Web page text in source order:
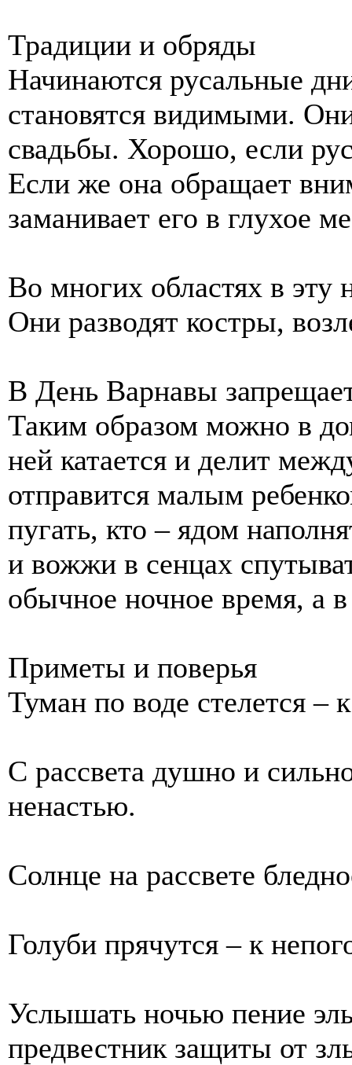
Традиции и обряды
Начинаются русальные
становятся видимыми.
свадьбы. Хорошо, если
Если же она обращает
заманивает его в глухое
Во многих областях в эту
Они разводят костры,
В День Варнавы
Таким образом можно в
ней катается и делит
отправится малым
пугать, кто – ядом
и вожжи в сенцах
обычное ночное время, а
Приметы и поверья
Туман по воде стелется –
С рассвета душно и
ненастью.
Солнце на рассвете
Голуби прячутся – к
Услышать ночью пение
предвестник защиты от